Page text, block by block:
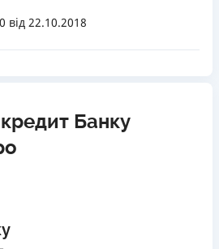
від 22.10.2018
Банку